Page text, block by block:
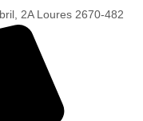
2A Loures 2670-482